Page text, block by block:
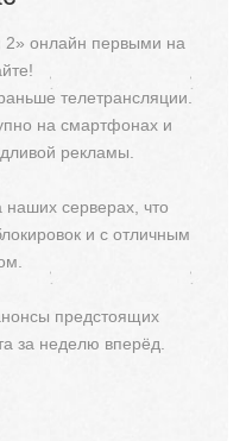
онлайн первыми на
телетрансляции.
на смартфонах и
рекламы.
серверах, что
и с отличным
предстоящих
за неделю вперёд.